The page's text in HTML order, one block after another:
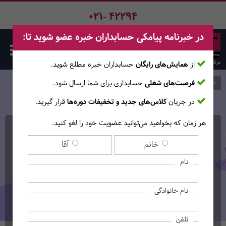
021- 42294
کارگاه آنلاین استاندارد 43
حسابداری ایران (شناسایی
درآمد ناشی از قرارداد با
مشتریان)
(لازم‌الاجرا از 1404/01/01)
صفحه اصلی دوره‌ها
در خبرنامه پیامکی حسابداران خبره عضو شوید تا:
از همایش‌های رایگان حسابداران خبره مطلع ‎شوید.
فرصت‌های شغلی حسابداری برای شما ارسال شود.
در جریانکلاس‌های جدید و تخفیفات دوره‌هاقرار گیرید.
هر زمان که بخواهید می‌توانید عضویت خود را لغو کنید.
خانم آقا
نام
نام خانوادگی
تلفن